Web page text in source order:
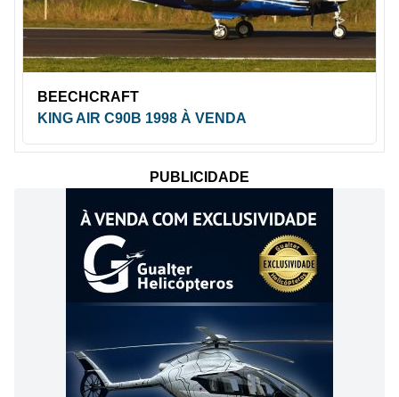
BEECHCRAFT
KING AIR C90B 1998 À VENDA
PUBLICIDADE